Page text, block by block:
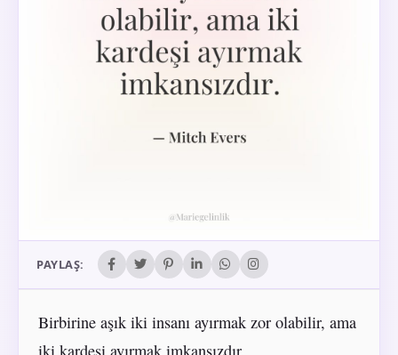
PAYLAŞ:
Birbirine aşık iki insanı ayırmak zor olabilir, ama
iki kardeşi ayırmak imkansızdır.